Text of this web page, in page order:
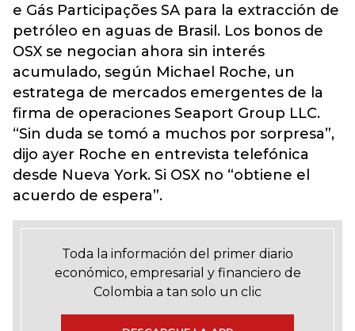
e Gás Participações SA para la extracción de
petróleo en aguas de Brasil. Los bonos de
OSX se negocian ahora sin interés
acumulado, según Michael Roche, un
estratega de mercados emergentes de la
firma de operaciones Seaport Group LLC.
“Sin duda se tomó a muchos por sorpresa”,
dijo ayer Roche en entrevista telefónica
desde Nueva York. Si OSX no “obtiene el
acuerdo de espera”.
Toda la información del primer diario
económico, empresarial y financiero de
Colombia a tan solo un clic